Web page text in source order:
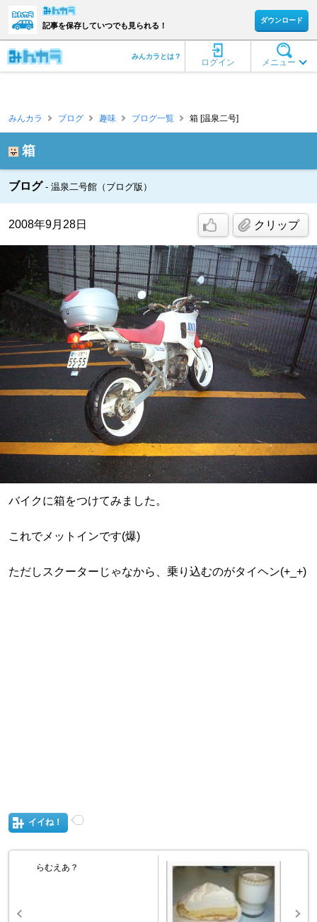
記事を保存していつでも見られる！
ダウンロード
メニュー
ログイン
みんカラとは？
みんカラ ブログ 趣味 ブログ一覧 箱 [温泉二号]
箱
ブログ 温泉二号館（ブログ版）
2008年9月28日 クリップ
バイクに箱をつけてみました。
これでメットインです(爆)
ただしスクーターじゃなから、乗り込むのがタイヘン(+_+)
イイね！
らむえあ？